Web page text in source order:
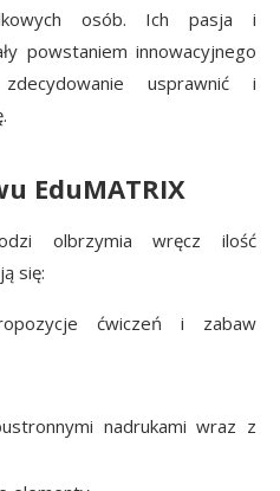
osób. Ich pasja i
powstaniem innowacyjnego
usprawnić i
EduMATRIX
olbrzymia wręcz ilość
się:
ćwiczeń i zabaw
nadrukami wraz z